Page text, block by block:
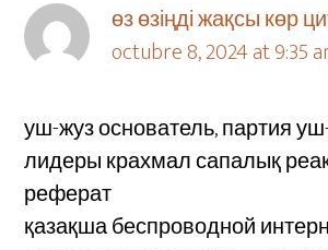
өз өзіңді жақсы көр
octubre 8, 2024 at 9:35
уш-жуз основатель, партия
лидеры крахмал сапалық
реферат
қазақша беспроводной